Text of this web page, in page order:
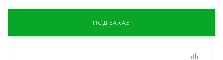
ПОД ЗАКАЗ